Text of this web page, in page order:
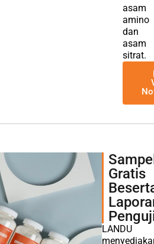
asam
amino
dan
asam
sitrat.
Gratis
LANDU